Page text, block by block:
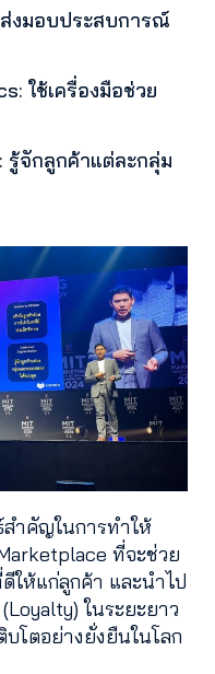
ส่งมอบประสบการณ์
ใช้เครื่องมือช่วย
รู้จักลูกค้าแต่ละกลุ่ม
ำคัญในการทำให้
ที่จะช่วย
ให้แก่ลูกค้า และนำไป
ในระยะยาว
โตอย่างยั่งยืนในโลก